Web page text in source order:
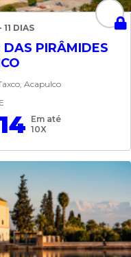
11 DIAS
DAS PIRÂMIDES
Acapulco
Em até
10X